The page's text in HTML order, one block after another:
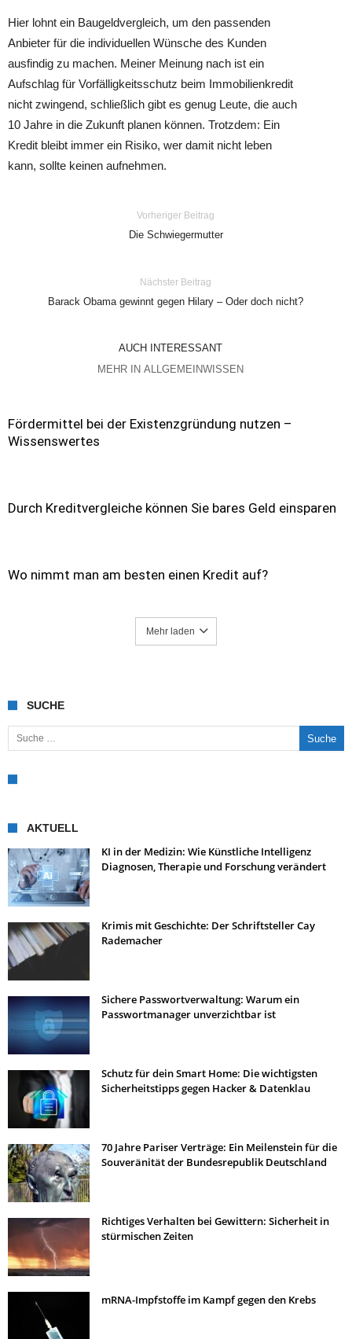
Hier lohnt ein Baugeldvergleich, um den passenden
Anbieter für die individuellen Wünsche des Kunden
ausfindig zu machen. Meiner Meinung nach ist ein
Aufschlag für Vorfälligkeitsschutz beim Immobilienkredit
nicht zwingend, schließlich gibt es genug Leute, die auch
10 Jahre in die Zukunft planen können. Trotzdem: Ein
Kredit bleibt immer ein Risiko, wer damit nicht leben
kann, sollte keinen aufnehmen.
Vorheriger Beitrag
Die Schwiegermutter
Nächster Beitrag
Barack Obama gewinnt gegen Hilary – Oder doch nicht?
AUCH INTERESSANT
MEHR IN ALLGEMEINWISSEN
Fördermittel bei der Existenzgründung nutzen –
Wissenswertes
Durch Kreditvergleiche können Sie bares Geld einsparen
Wo nimmt man am besten einen Kredit auf?
Mehr laden
SUCHE
Suche nach:
AKTUELL
KI in der Medizin: Wie Künstliche Intelligenz
Diagnosen, Therapie und Forschung verändert
Krimis mit Geschichte: Der Schriftsteller Cay
Rademacher
Sichere Passwortverwaltung: Warum ein
Passwortmanager unverzichtbar ist
Schutz für dein Smart Home: Die wichtigsten
Sicherheitstipps gegen Hacker & Datenklau
70 Jahre Pariser Verträge: Ein Meilenstein für die
Souveränität der Bundesrepublik Deutschland
Richtiges Verhalten bei Gewittern: Sicherheit in
stürmischen Zeiten
mRNA-Impfstoffe im Kampf gegen den Krebs